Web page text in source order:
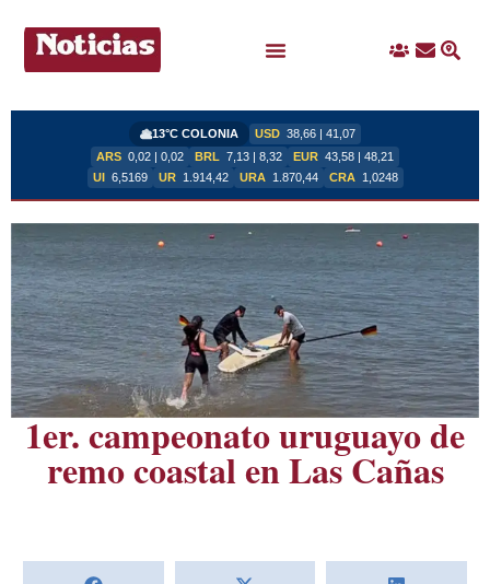
IngresoContacto
13°C COLONIA USD 38,66 | 41,07
ARS 0,02 | 0,02 BRL 7,13 | 8,32 EUR 43,58 | 48,21
UI 6,5169 UR 1.914,42 URA 1.870,44 CRA 1,0248
1er. campeonato uruguayo de
remo coastal en Las Cañas